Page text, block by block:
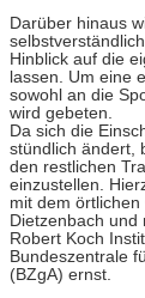
Darüber hinaus
Hinblick auf die
lassen. Um eine
sowohl an die
wird gebeten.
Da sich die
stündlich ändert,
den restlichen
einzustellen.
mit dem
Dietzenbach und
Robert Koch
Bundeszentrale
(BZgA) ernst.